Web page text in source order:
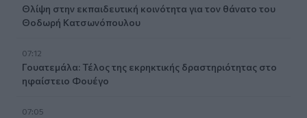
Θλίψη στην εκπαιδευτική κοινότητα για τον θάνατο του
Θοδωρή Κατσωνόπουλου
07:12
Γουατεμάλα: Τέλος της εκρηκτικής δραστηριότητας στο
ηφαίστειο Φουέγο
07:05